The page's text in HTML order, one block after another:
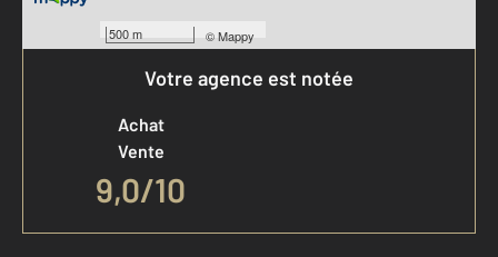
500 m ©Mappy
Votre agence est notée
Achat
Vente
9,0/10